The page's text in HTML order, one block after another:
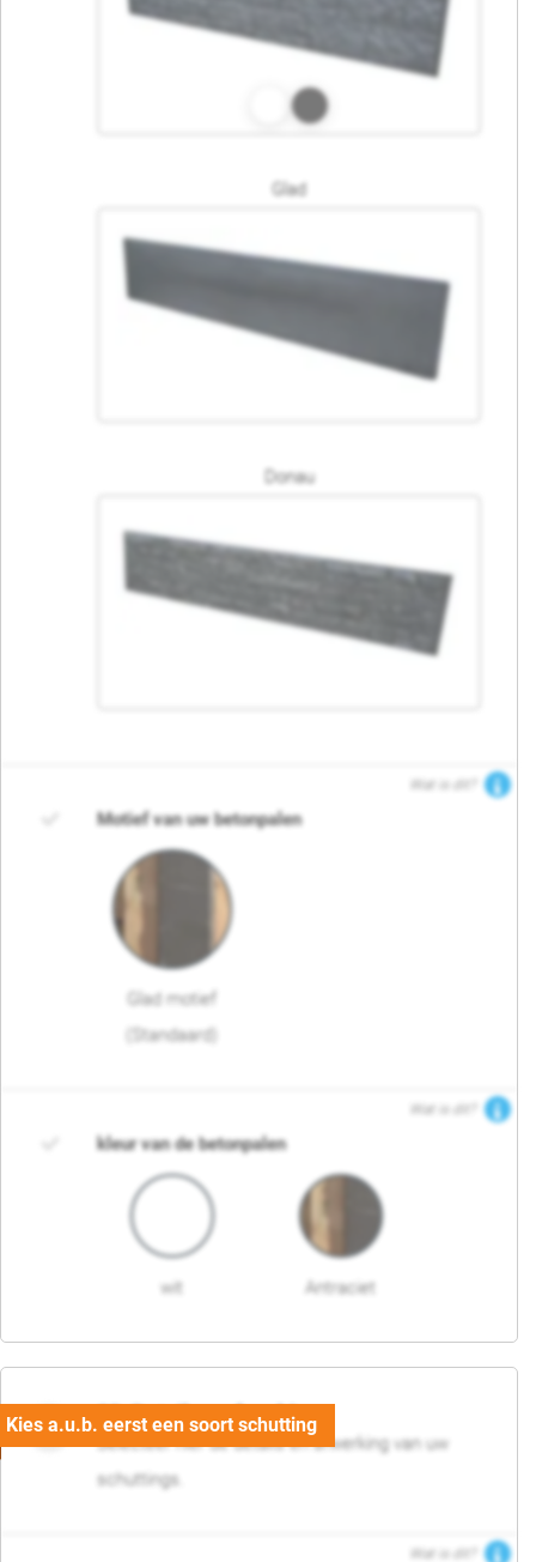
Glad
Donau
Wat is dit?
Motief van uw betonpalen
Glad motief
(Standaard)
Wat is dit?
kleur van de betonpalen
wit Antraciet
03. Detail en afwerking
Selecteer hier de details en afwerking van uw
schuttings.
Wat is dit?